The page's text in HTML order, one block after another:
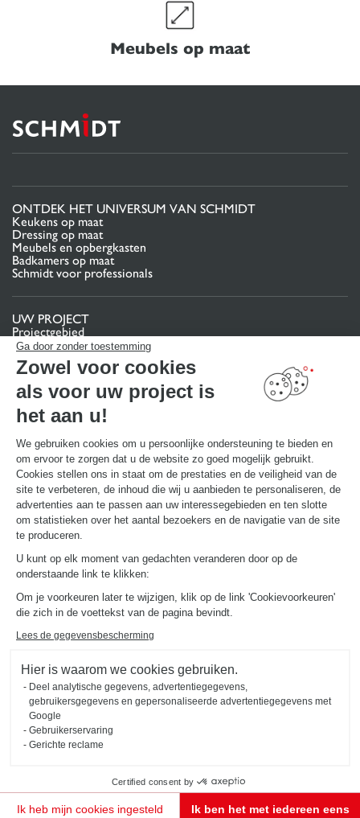
Ga door zonder toestemming
Zowel voor cookies
als voor uw project is
het aan u!
We gebruiken cookies om u persoonlijke ondersteuning te bieden en
om ervoor te zorgen dat u de website zo goed mogelijk gebruikt.
Cookies stellen ons in staat om de prestaties en de veiligheid van de
site te verbeteren, de inhoud die wij u aanbieden te personaliseren, de
advertenties aan te passen aan uw interessegebieden en ten slotte
om statistieken over het aantal bezoekers en de navigatie van de site
te produceren.
U kunt op elk moment van gedachten veranderen door op de
onderstaande link te klikken:
Om je voorkeuren later te wijzigen, klik op de link 'Cookievoorkeuren'
die zich in de voettekst van de pagina bevindt.
Lees de gegevensbescherming
Hier is waarom we cookies gebruiken.
Deel analytische gegevens, advertentiegegevens,
gebruikersgegevens en gepersonaliseerde advertentiegegevens met
Google
Gebruikerservaring
Gerichte reclame
Certified consent by
Ik heb mijn cookies ingesteld Ik ben het met iedereen eens
Meubels op maat
ONTDEK HET UNIVERSUM VAN SCHMIDT
Keukens op maat
Dressing op maat
Meubels en opbergkasten
Badkamers op maat
Schmidt voor professionals
UW PROJECT
Projectgebied
Pas uw interieurproject aan uw eigen wensen aan
Contact
Vind uw Winkel
MAAK EEN AFSPRAAK
NUTTIGE LINKS
Promoties
Gids en vergelijking
Download onze catalogus
OVER
Schmidt in de wereld
Onze adviescentra in België
2026 © SCHMIDT Groupe
Wettelijke vermeldingen
Cookiebeheer
Privacybeleid